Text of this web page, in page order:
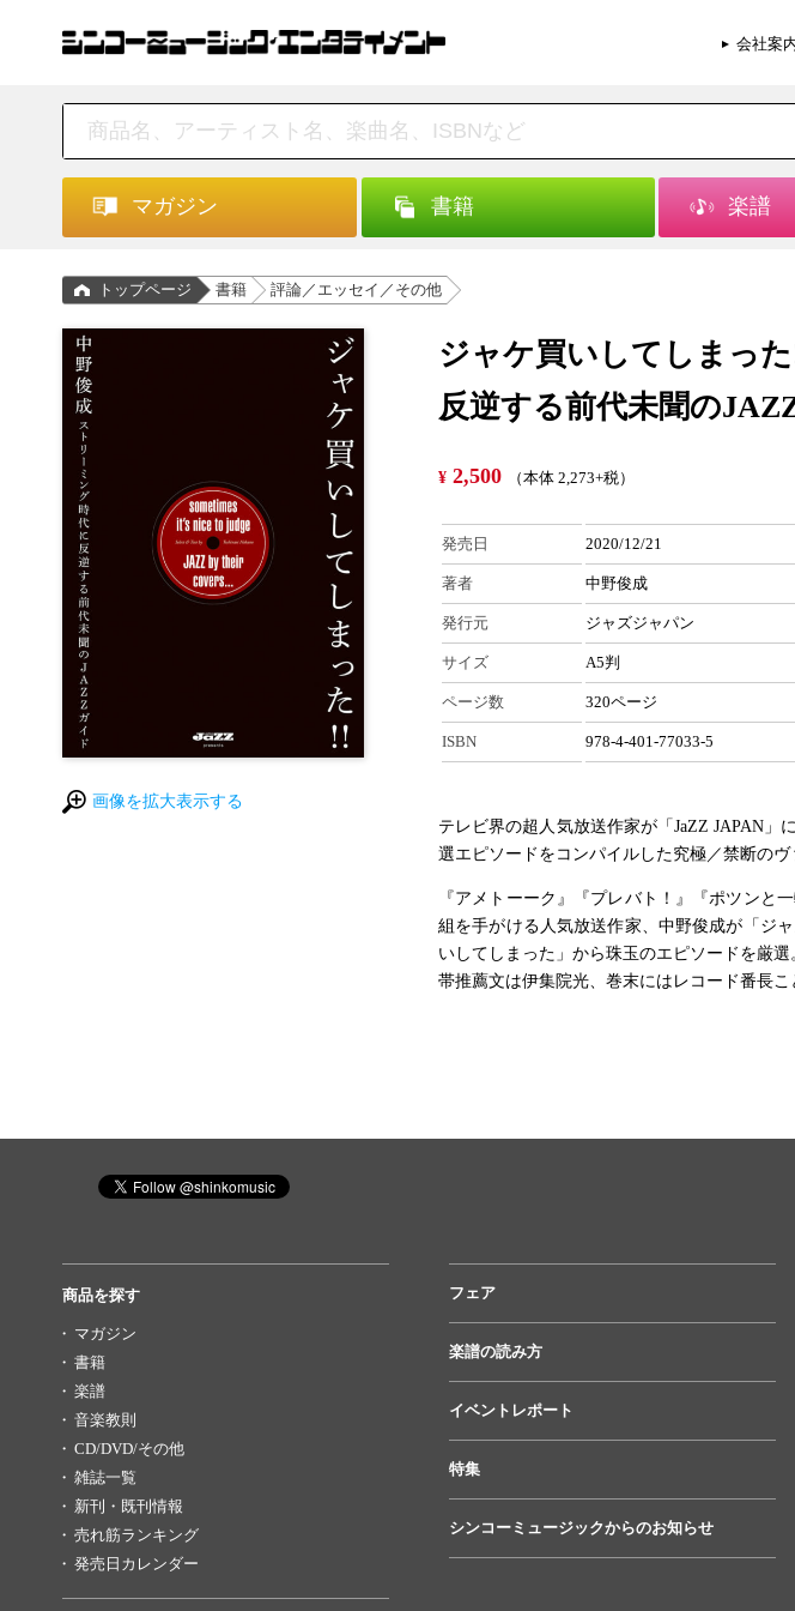
会社案
マガジン 書籍 楽譜
トップページ 書籍 評論／エッセイ／その他
画像を拡大表示する
ジャケ買いしてしまっ
反逆する前代未聞の
¥ 2,500 （本体 2,273+税）
発売日 2020/12/21
著者 中野俊成
発行元 ジャズジャパン
サイズ A5判
ページ数 320ページ
ISBN 978-4-401-77033-5
テレビ界の超人気放送作家が「JaZZ JAPAN」
選エピソードをコンパイルした究極／禁断のヴ
『アメトーーク』『プレバト！』『ポツンと
組を手がける人気放送作家、中野俊成が「ジ
いしてしまった」から珠玉のエピソードを厳選
帯推薦文は伊集院光、巻末にはレコード番長こ
商品を探す
マガジン
書籍
楽譜
音楽教則
CD/DVD/その他
雑誌一覧
新刊・既刊情報
売れ筋ランキング
発売日カレンダー
フェア
楽譜の読み方
イベントレポート
特集
シンコーミュージックからのお知らせ